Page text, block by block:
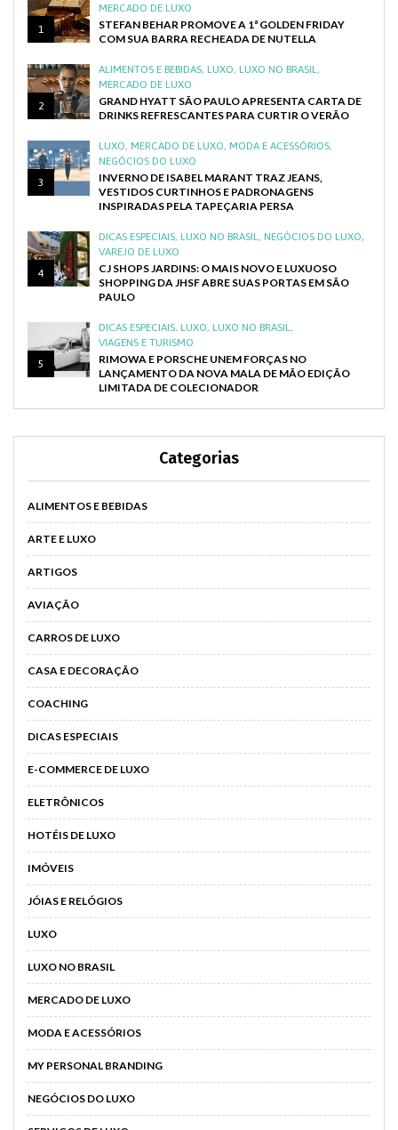
1
MERCADO DE LUXO
STEFAN BEHAR PROMOVE A 1ª GOLDEN FRIDAY
COM SUA BARRA RECHEADA DE NUTELLA
2
ALIMENTOS E BEBIDAS, LUXO, LUXO NO BRASIL ,
MERCADO DE LUXO
GRAND HYATT SÃO PAULO APRESENTA CARTA DE
DRINKS REFRESCANTES PARA CURTIR O VERÃO
3
LUXO, MERCADO DE LUXO, MODA E ACESSÓRIOS,
NEGÓCIOS DO LUXO
INVERNO DE ISABEL MARANT TRAZ JEANS,
VESTIDOS CURTINHOS E PADRONAGENS
INSPIRADAS PELA TAPEÇARIA PERSA
4
DICAS ESPECIAIS, LUXO NO BRASIL , NEGÓCIOS DO LUXO,
VAREJO DE LUXO
CJ SHOPS JARDINS: O MAIS NOVO E LUXUOSO
SHOPPING DA JHSF ABRE SUAS PORTAS EM SÃO
PAULO
5
DICAS ESPECIAIS, LUXO, LUXO NO BRASIL ,
VIAGENS E TURISMO
RIMOWA E PORSCHE UNEM FORÇAS NO
LANÇAMENTO DA NOVA MALA DE MÃO EDIÇÃO
LIMITADA DE COLECIONADOR
Categorias
ALIMENTOS E BEBIDAS
ARTE E LUXO
ARTIGOS
AVIAÇÃO
CARROS DE LUXO
CASA E DECORAÇÃO
COACHING
DICAS ESPECIAIS
E-COMMERCE DE LUXO
ELETRÔNICOS
HOTÉIS DE LUXO
IMÓVEIS
JÓIAS E RELÓGIOS
LUXO
LUXO NO BRASIL
MERCADO DE LUXO
MODA E ACESSÓRIOS
MY PERSONAL BRANDING
NEGÓCIOS DO LUXO